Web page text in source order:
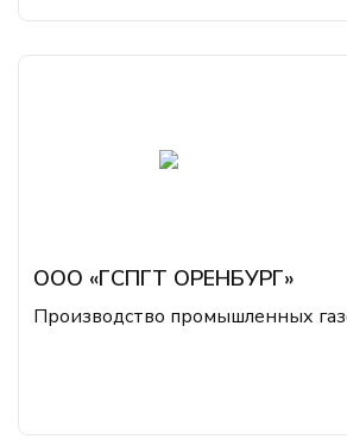
ООО «ГСПГТ ОРЕНБУРГ»
Производство промышленных